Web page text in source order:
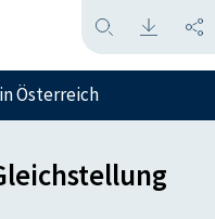
in Österreich